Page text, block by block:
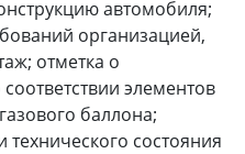
автомобиля;
организацией,
отметка о
элементов
баллона;
технического состояния